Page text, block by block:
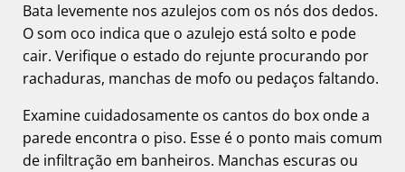
Bata levemente nos azulejos com os nós dos dedos.
O som oco indica que o azulejo está solto e pode
cair. Verifique o estado do rejunte procurando por
rachaduras, manchas de mofo ou pedaços faltando.
Examine cuidadosamente os cantos do box onde a
parede encontra o piso. Esse é o ponto mais comum
de infiltração em banheiros. Manchas escuras ou